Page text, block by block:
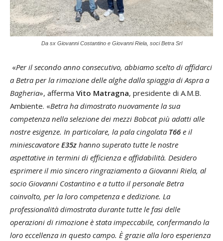
Da sx Giovanni Costantino e Giovanni Riela, soci Betra Srl
«Per il secondo anno consecutivo, abbiamo scelto di affidarci
a Betra per la rimozione delle alghe dalla spiaggia di Aspra a
Bagheria», afferma Vito Matragna, presidente di A.M.B.
Ambiente. «Betra ha dimostrato nuovamente la sua
competenza nella selezione dei mezzi Bobcat più adatti alle
nostre esigenze. In particolare, la pala cingolata T66e il
miniescavatore E35z hanno superato tutte le nostre
aspettative in termini di efficienza e affidabilità. Desidero
esprimere il mio sincero ringraziamento a Giovanni Riela, al
socio Giovanni Costantino e a tutto il personale Betra
coinvolto, per la loro competenza e dedizione. La
professionalità dimostrata durante tutte le fasi delle
operazioni di rimozione è stata impeccabile, confermando la
loro eccellenza in questo campo. È grazie alla loro esperienza